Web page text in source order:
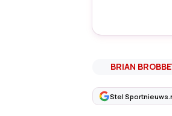
BRIAN
Stel